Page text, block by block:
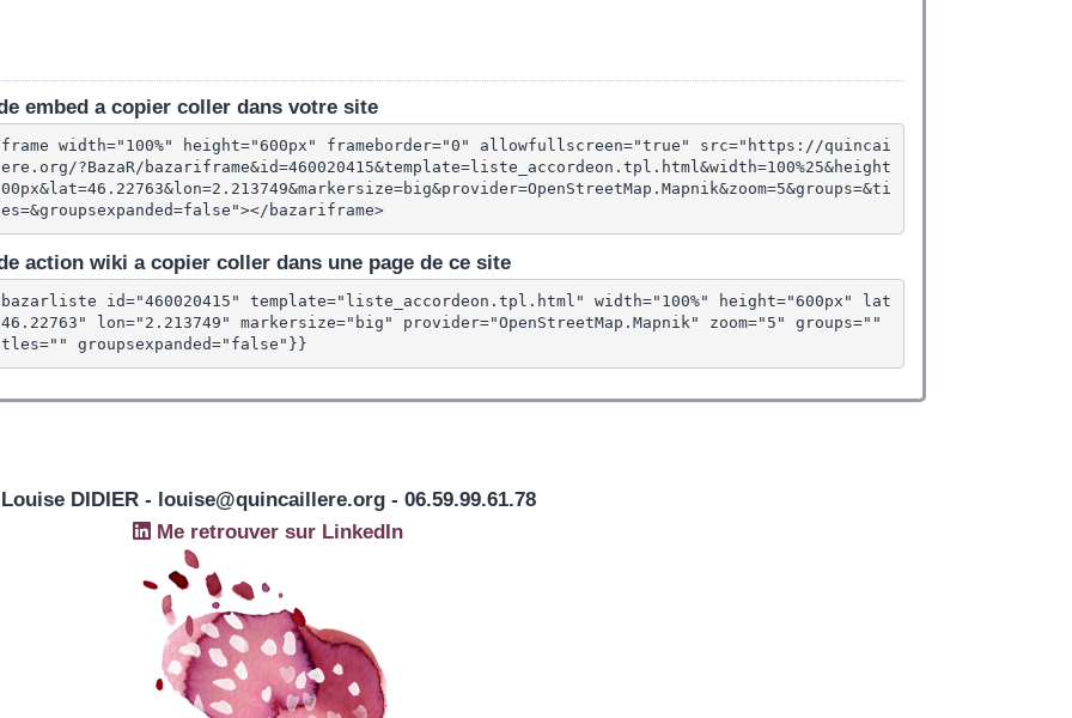
embed a copier coller dans votre site
width="100%" height="600px" frameborder="0" allowfullscreen="true" src="https://quincai
?BazaR/bazariframe&id=460020415&template=liste_accordeon.tpl.html&width=100%25&height
bazariframe>
action wiki a copier coller dans une page de ce site
id="460020415" template="liste_accordeon.tpl.html" width="100%" height="600px" lat
lon="2.213749" markersize="big" provider="OpenStreetMap.Mapnik" zoom="5" groups=""
groupsexpanded="false"}}
Louise DIDIER - louise@quincaillere.org - 06.59.99.61.78
Me retrouver sur LinkedIn